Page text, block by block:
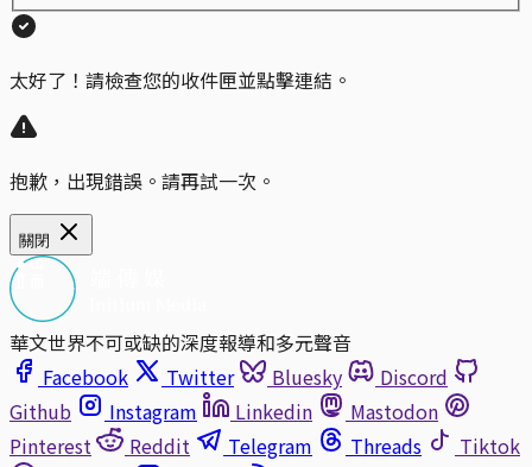
太好了！請檢查您的收件匣並點擊連結。
抱歉，出現錯誤。請再試一次。
關閉
華文世界不可或缺的深度報導和多元聲音
Facebook
Twitter Bluesky
Discord
Github
Instagram Linkedin
Mastodon
Pinterest
Reddit Telegram Threads
Tiktok